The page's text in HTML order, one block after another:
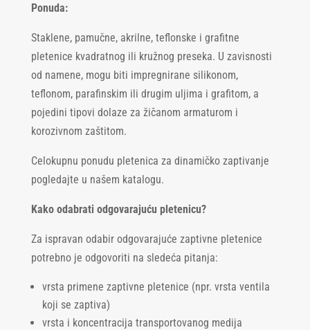
Ponuda:
Staklene, pamučne, akrilne, teflonske i grafitne
pletenice kvadratnog ili kružnog preseka. U zavisnosti
od namene, mogu biti impregnirane silikonom,
teflonom, parafinskim ili drugim uljima i grafitom, a
pojedini tipovi dolaze za žičanom armaturom i
korozivnom zaštitom.
Celokupnu ponudu pletenica za dinamičko zaptivanje
pogledajte u našem katalogu.
Kako odabrati odgovarajuću pletenicu?
Za ispravan odabir odgovarajuće zaptivne pletenice
potrebno je odgovoriti na sledeća pitanja:
vrsta primene zaptivne pletenice (npr. vrsta ventila
koji se zaptiva)
vrsta i koncentracija transportovanog medija